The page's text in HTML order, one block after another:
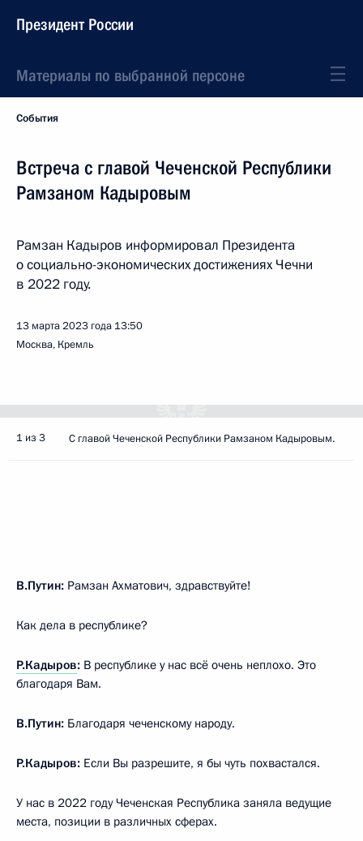
Президент России
Материалы по выбранной персоне
События
Встреча с главой Чеченской Республики
Рамзаном Кадыровым
Рамзан Кадыров информировал Президента
о социально-экономических достижениях Чечни
в 2022 году.
13 марта 2023 года 13:50
Москва, Кремль
1 из 3 С главой Чеченской Республики Рамзаном Кадыровым.
В.Путин: Рамзан Ахматович, здравствуйте!
Как дела в республике?
Р.Кадыров: В республике у нас всё очень неплохо. Это
благодаря Вам.
В.Путин: Благодаря чеченскому народу.
Р.Кадыров: Если Вы разрешите, я бы чуть похвастался.
У нас в 2022 году Чеченская Республика заняла ведущие
места, позиции в различных сферах.